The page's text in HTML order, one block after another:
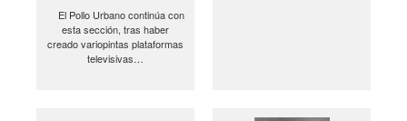
El Pollo Urbano continúa con
esta sección, tras haber
creado variopintas plataformas
televisivas…